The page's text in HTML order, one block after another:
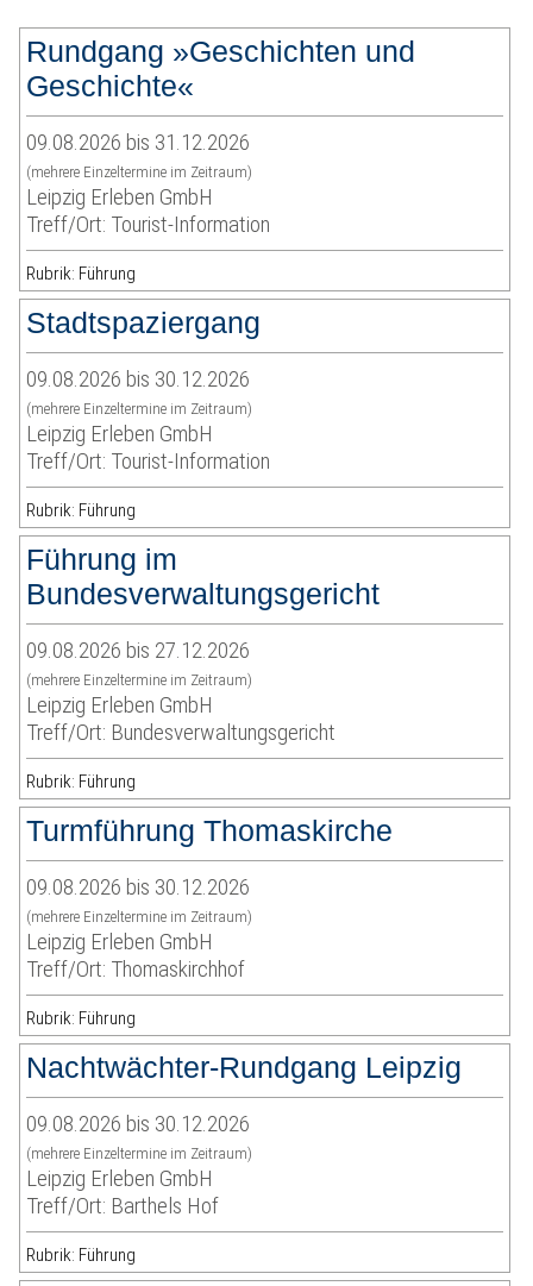
Rundgang »Geschichten und
Geschichte«
09.08.2026 bis 31.12.2026
(mehrere Einzeltermine im Zeitraum)
Leipzig Erleben GmbH
Treff/Ort: Tourist-Information
Rubrik: Führung
Stadtspaziergang
09.08.2026 bis 30.12.2026
(mehrere Einzeltermine im Zeitraum)
Leipzig Erleben GmbH
Treff/Ort: Tourist-Information
Rubrik: Führung
Führung im
Bundesverwaltungsgericht
09.08.2026 bis 27.12.2026
(mehrere Einzeltermine im Zeitraum)
Leipzig Erleben GmbH
Treff/Ort: Bundesverwaltungsgericht
Rubrik: Führung
Turmführung Thomaskirche
09.08.2026 bis 30.12.2026
(mehrere Einzeltermine im Zeitraum)
Leipzig Erleben GmbH
Treff/Ort: Thomaskirchhof
Rubrik: Führung
Nachtwächter-Rundgang Leipzig
09.08.2026 bis 30.12.2026
(mehrere Einzeltermine im Zeitraum)
Leipzig Erleben GmbH
Treff/Ort: Barthels Hof
Rubrik: Führung